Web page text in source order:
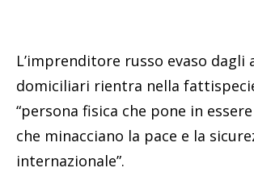
L’imprenditore russo evaso dagli
domiciliari rientra nella
“persona fisica che pone in
che minacciano la pace e la
internazionale”.